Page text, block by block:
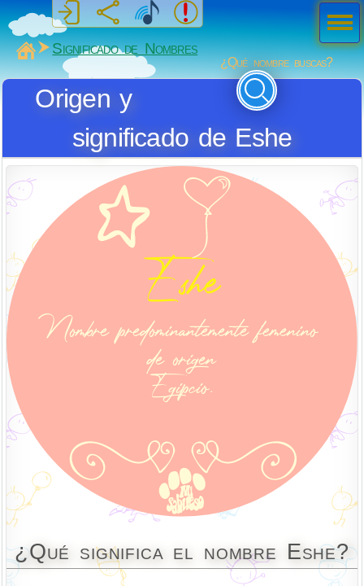
MiSabueso
Significado de Nombres
¿Qué nombre buscas?
Origen y
significado de Eshe
¿Qué significa el nombre Eshe?
Men
ú